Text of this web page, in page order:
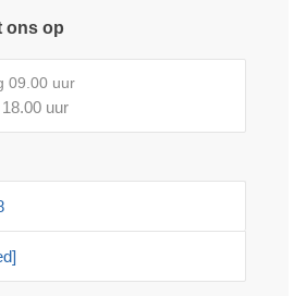
ons op
09.00 uur
uur